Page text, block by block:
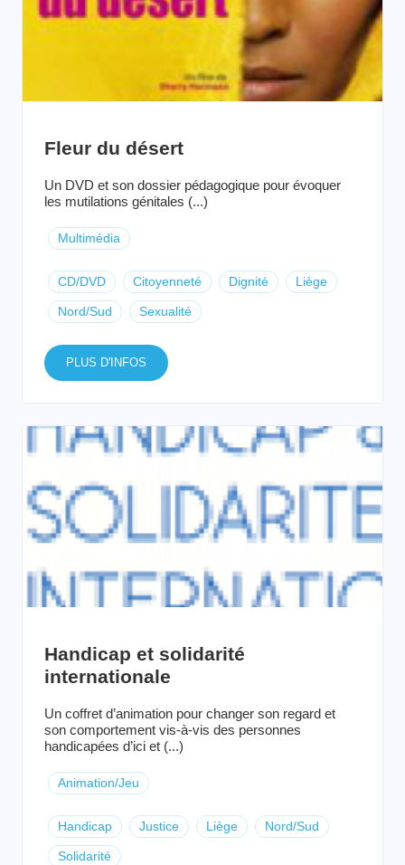
Fleur du désert
Un DVD et son dossier pédagogique pour évoquer
les mutilations génitales (...)
Multimédia
CD/DVD Citoyenneté Dignité Liège
Nord/Sud Sexualité
PLUS D'INFOS
Handicap et solidarité
internationale
Un coffret d’animation pour changer son regard et
son comportement vis-à-vis des personnes
handicapées d’ici et (...)
Animation/Jeu
Handicap Justice Liège Nord/Sud
Solidarité